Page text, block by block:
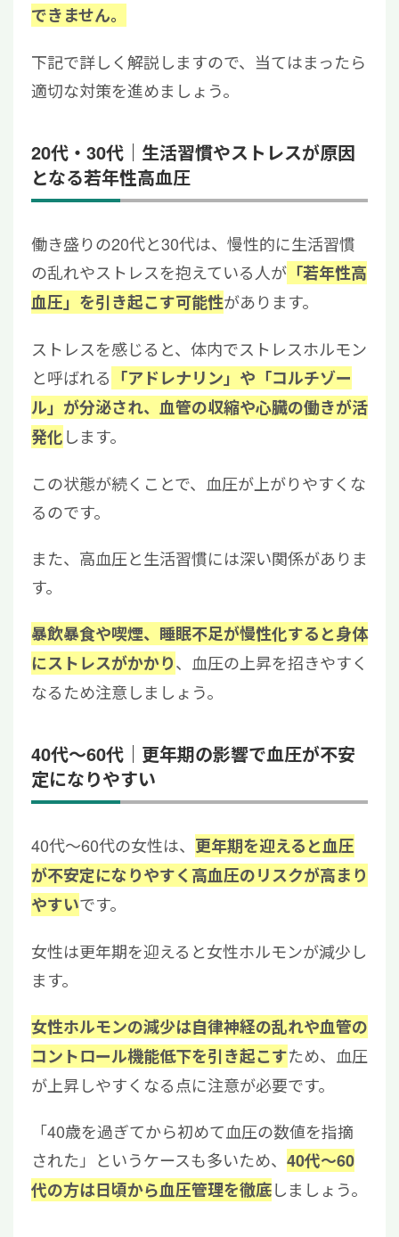
できません。
下記で詳しく解説しますので、当てはまったら
適切な対策を進めましょう。
20代・30代｜生活習慣やストレスが原因
となる若年性高血圧
働き盛りの20代と30代は、慢性的に生活習慣
の乱れやストレスを抱えている人が 「若年性高
血圧」を引き起こす可能性があります。
ストレスを感じると、体内でストレスホルモン
と呼ばれる 「アドレナリン」や「コルチゾー
ル」が分泌され、血管の収縮や心臓の働きが活
発化します。
この状態が続くことで、血圧が上がりやすくな
るのです。
また、高血圧と生活習慣には深い関係がありま
す。
暴飲暴食や喫煙、睡眠不足が慢性化すると身体
にストレスがかかり、血圧の上昇を招きやすく
なるため注意しましょう。
40代〜60代｜更年期の影響で血圧が不安
定になりやすい
40代～60代の女性は、 更年期を迎えると血圧
が不安定になりやすく高血圧のリスクが高まり
やすいです。
女性は更年期を迎えると女性ホルモンが減少し
ます。
女性ホルモンの減少は自律神経の乱れや血管の
コントロール機能低下を引き起こすため、血圧
が上昇しやすくなる点に注意が必要です。
「40歳を過ぎてから初めて血圧の数値を指摘
された」というケースも多いため、 40代～60
代の方は日頃から血圧管理を徹底しましょう。